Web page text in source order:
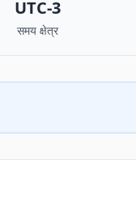
UTC-3
समय क्षेत्र